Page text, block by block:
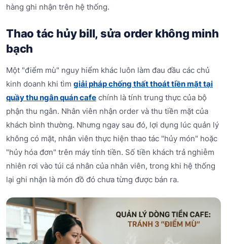
hàng ghi nhận trên hệ thống.
Thao tác hủy bill, sửa order không minh
bạch
Một "điểm mù" nguy hiểm khác luôn làm đau đầu các chủ
kinh doanh khi tìm giải pháp chống thất thoát tiền mặt tại
quầy thu ngân quán cafe chính là tính trung thực của bộ
phận thu ngân. Nhân viên nhận order và thu tiền mặt của
khách bình thường. Nhưng ngay sau đó, lợi dụng lúc quản lý
không có mặt, nhân viên thực hiện thao tác "hủy món" hoặc
"hủy hóa đơn" trên máy tính tiền. Số tiền khách trả nghiễm
nhiên rơi vào túi cá nhân của nhân viên, trong khi hệ thống
lại ghi nhận là món đồ đó chưa từng được bán ra.